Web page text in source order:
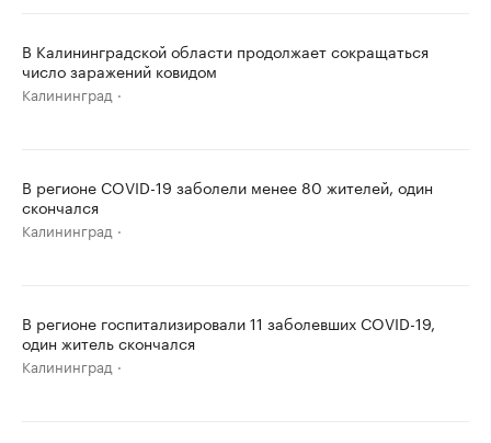
В Калининградской области продолжает сокращаться
число заражений ковидом
Калининград
В регионе COVID-19 заболели менее 80 жителей, один
скончался
Калининград
В регионе госпитализировали 11 заболевших COVID-19,
один житель скончался
Калининград